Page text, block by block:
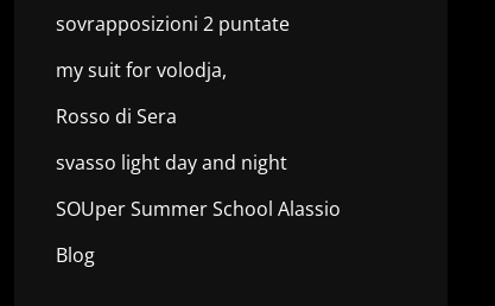
sovrapposizioni 2 puntate
my suit for volodja,
Rosso di Sera
svasso light day and night
SOUper Summer School Alassio
Blog